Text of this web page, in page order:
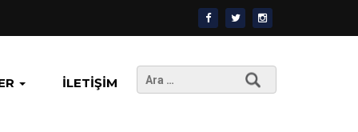
İLETIŞIM
Arama: